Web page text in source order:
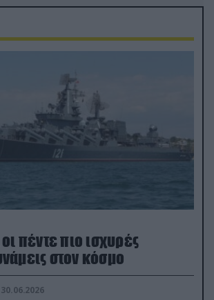
οι πέντε πιο ισχυρές
στον κόσμο
30.06.2026